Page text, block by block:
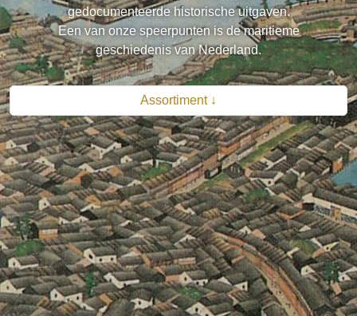
gedocumenteerde historische uitgaven.
Een van onze speerpunten is de maritieme
geschiedenis van Nederland.
Assortiment ↓